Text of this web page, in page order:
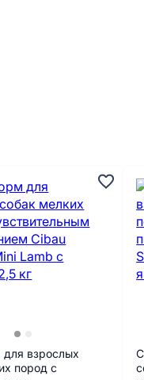
взрослых
пород с